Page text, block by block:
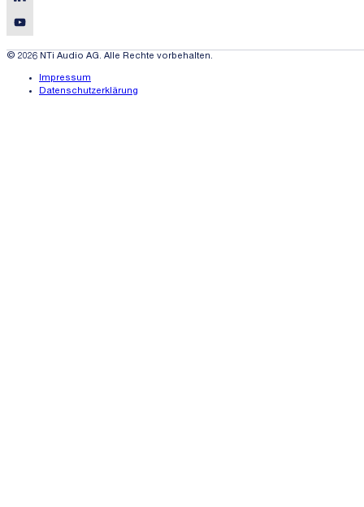
© 2026 NTi Audio AG. Alle Rechte vorbehalten.
Impressum
Datenschutzerklärung